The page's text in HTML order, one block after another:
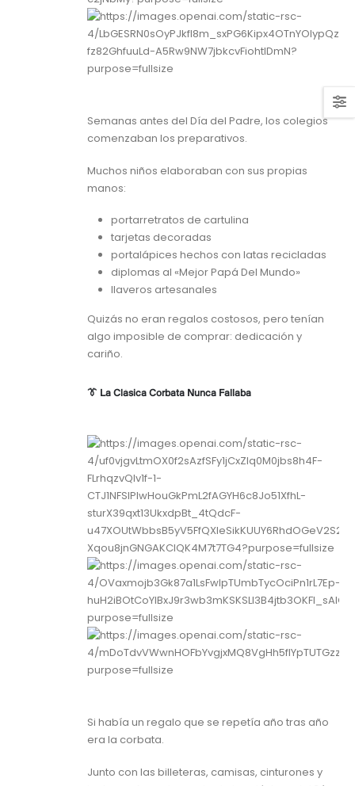
Semanas antes del Día del Padre, los colegios
comenzaban los preparativos.
Muchos niños elaboraban con sus propias
manos:
portarretratos de cartulina
tarjetas decoradas
portalápices hechos con latas recicladas
diplomas al «Mejor Papá Del Mundo»
llaveros artesanales
Quizás no eran regalos costosos, pero tenían
algo imposible de comprar: dedicación y
cariño.
👔 La Clásica Corbata Nunca Fallaba
Si había un regalo que se repetía año tras año
era la corbata.
Junto con las billeteras, camisas, cinturones y